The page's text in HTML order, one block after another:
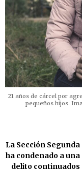
21 años de cárcel por
pequeños hijos.
La Sección
ha condenado a
delito continuados